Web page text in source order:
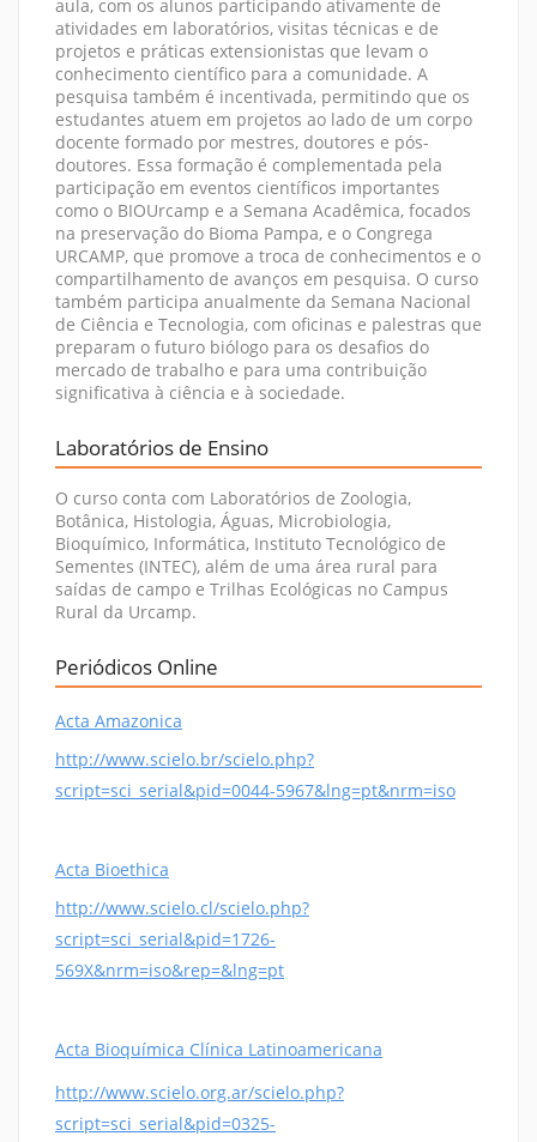
aula, com os alunos participando ativamente de
atividades em laboratórios, visitas técnicas e de
projetos e práticas extensionistas que levam o
conhecimento científico para a comunidade. A
pesquisa também é incentivada, permitindo que os
estudantes atuem em projetos ao lado de um corpo
docente formado por mestres, doutores e pós-
doutores. Essa formação é complementada pela
participação em eventos científicos importantes
como o BIOUrcamp e a Semana Acadêmica, focados
na preservação do Bioma Pampa, e o Congrega
URCAMP, que promove a troca de conhecimentos e o
compartilhamento de avanços em pesquisa. O curso
também participa anualmente da Semana Nacional
de Ciência e Tecnologia, com oficinas e palestras que
preparam o futuro biólogo para os desafios do
mercado de trabalho e para uma contribuição
significativa à ciência e à sociedade.
Laboratórios de Ensino
O curso conta com Laboratórios de Zoologia,
Botânica, Histologia, Águas, Microbiologia,
Bioquímico, Informática, Instituto Tecnológico de
Sementes (INTEC), além de uma área rural para
saídas de campo e Trilhas Ecológicas no Campus
Rural da Urcamp.
Periódicos Online
Acta Amazonica
http://www.scielo.br/scielo.php?
script=sci_serial&pid=0044-5967&lng=pt&nrm=iso
Acta Bioethica
http://www.scielo.cl/scielo.php?
script=sci_serial&pid=1726-
569X&nrm=iso&rep=&lng=pt
Acta Bioquímica Clínica Latinoamericana
http://www.scielo.org.ar/scielo.php?
script=sci_serial&pid=0325-